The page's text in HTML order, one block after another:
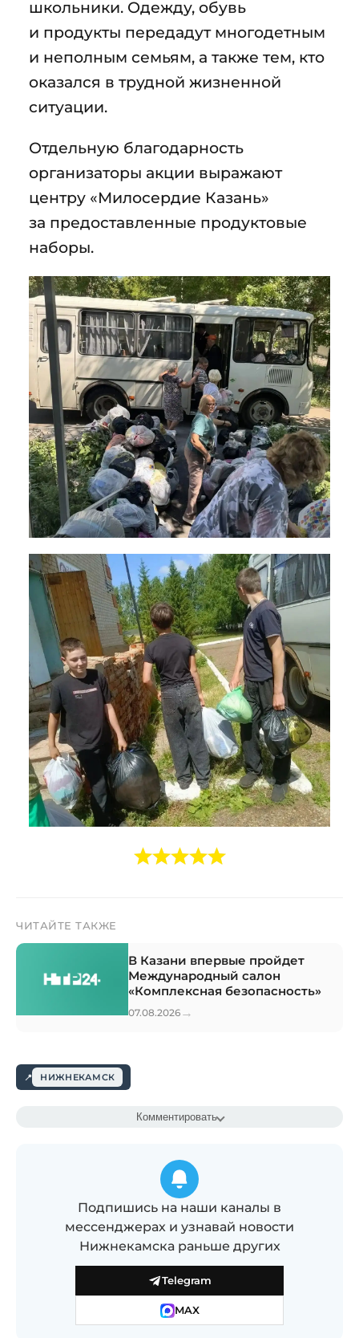
школьники. Одежду, обувь
и продукты передадут многодетным
и неполным семьям, а также тем, кто
оказался в трудной жизненной
ситуации.
Отдельную благодарность
организаторы акции выражают
центру «Милосердие Казань»
за предоставленные продуктовые
наборы.
ЧИТАЙТЕ ТАКЖЕ
В Казани впервые пройдет
Международный салон
«Комплексная безопасность»
07.08.2026 →
НИЖНЕКАМСК
Комментировать
Подпишись на наши каналы в
мессенджерах и узнавай новости
Нижнекамска раньше других
Telegram
MAX